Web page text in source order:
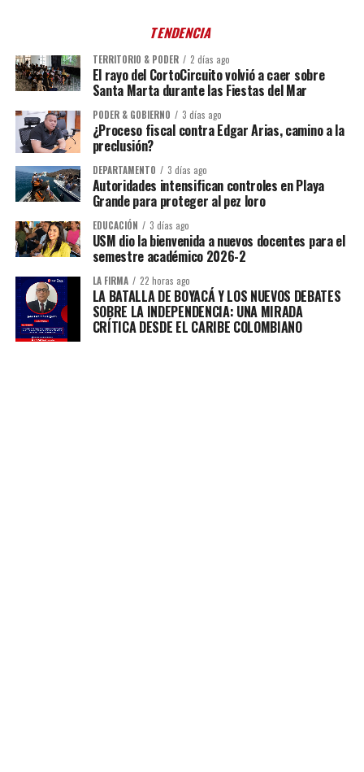
TENDENCIA
TERRITORIO & PODER 2 días ago
El rayo del CortoCircuito volvió a caer sobre
Santa Marta durante las Fiestas del Mar
PODER & GOBIERNO 3 días ago
¿Proceso fiscal contra Edgar Arias, camino a la
preclusión?
DEPARTAMENTO 3 días ago
Autoridades intensifican controles en Playa
Grande para proteger al pez loro
EDUCACIÓN 3 días ago
USM dio la bienvenida a nuevos docentes para el
semestre académico 2026-2
LA FIRMA 22 horas ago
LA BATALLA DE BOYACÁ Y LOS NUEVOS DEBATES
SOBRE LA INDEPENDENCIA: UNA MIRADA
CRÍTICA DESDE EL CARIBE COLOMBIANO